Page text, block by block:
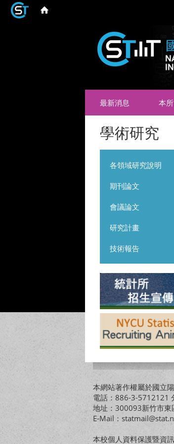
最新消息 本
學術研究
各領域研究說明
期刊論文
會議論文
研究計畫
技術報告
本網站著作權屬於國立
電話：886-3-5712121
地址：300093新竹市
E-Mail：
本校個人資料保護暨資